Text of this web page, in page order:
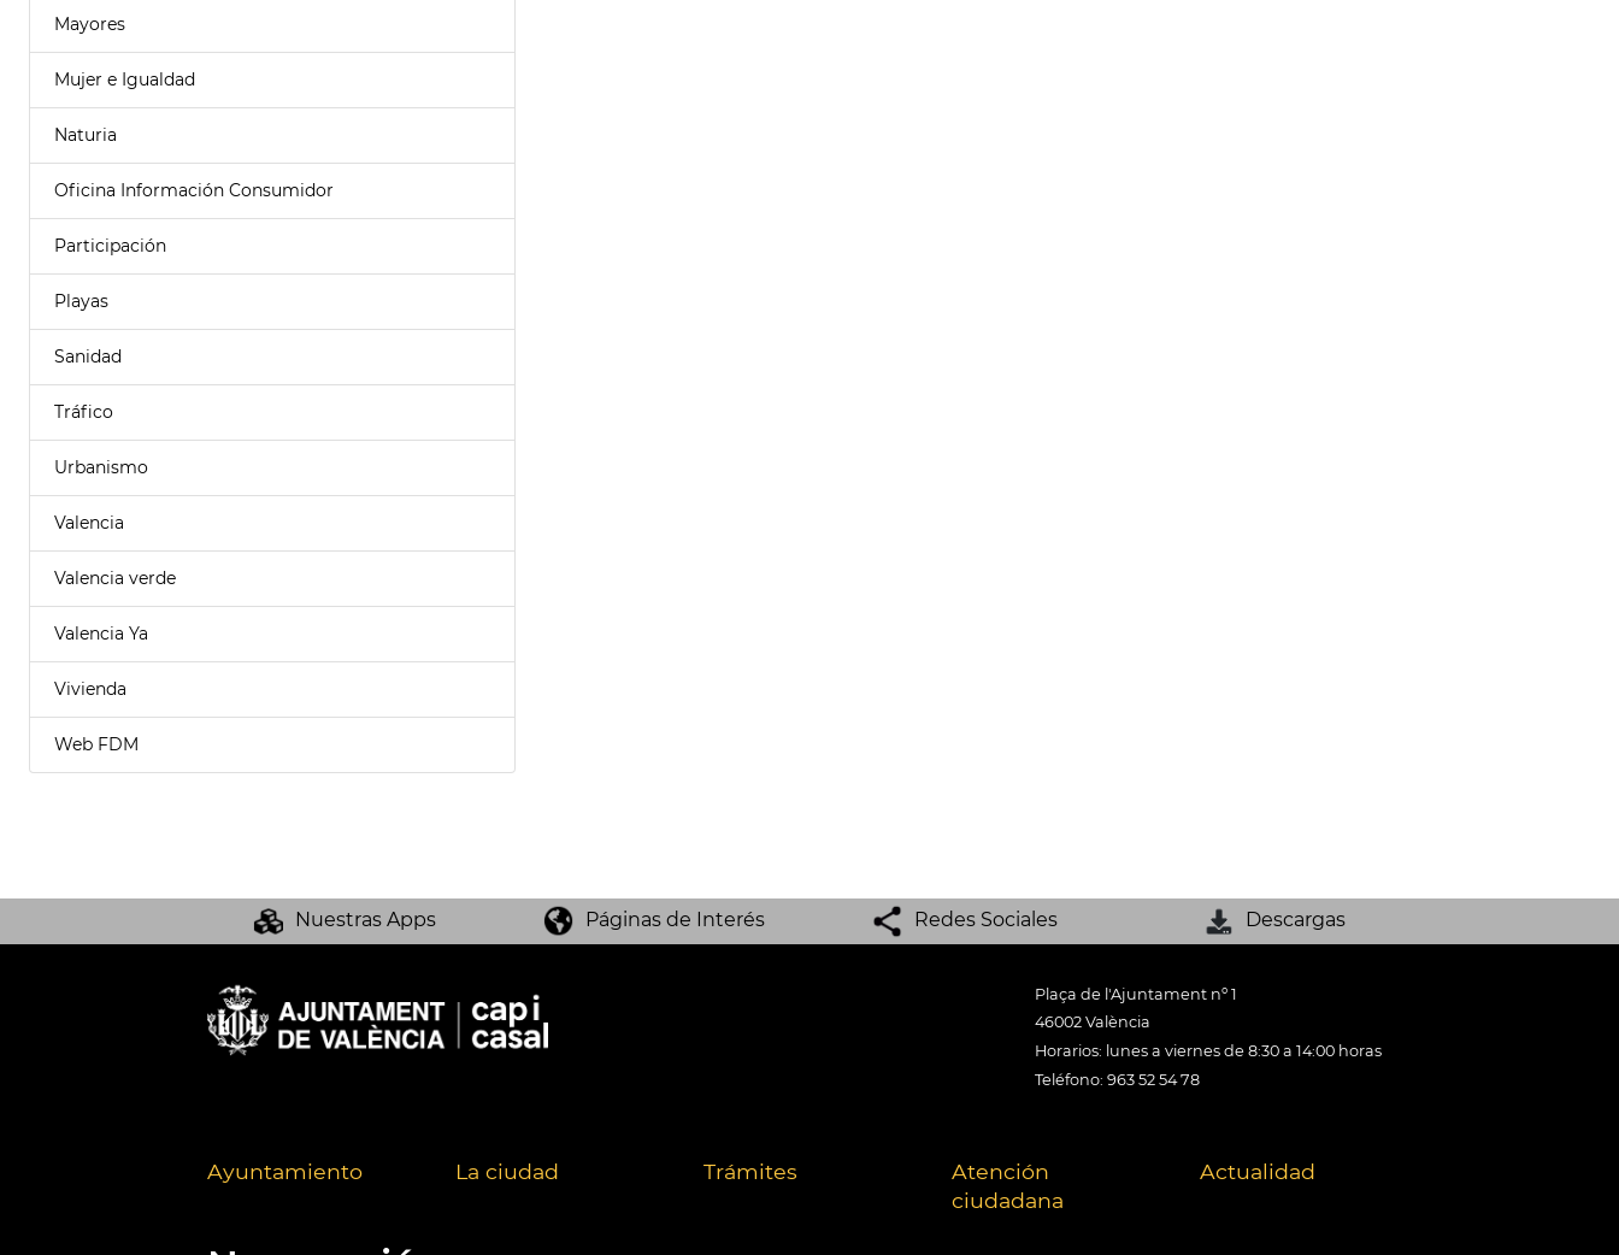
Mayores
Mujer e Igualdad
Naturia
Oficina Información Consumidor
Participación
Playas
Sanidad
Tráfico
Urbanismo
Valencia
Valencia verde
Valencia Ya
Vivienda
Web FDM
Nuestras Apps Páginas de Interés Redes Sociales Descargas
Plaça de l'Ajuntament nº 1
46002 València
Horarios: lunes a viernes de 8:30 a 14:00 horas
Teléfono: 963 52 54 78
Ayuntamiento La ciudad Trámites
Atención
ciudadana
Actualidad